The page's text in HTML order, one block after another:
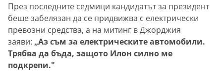
През последните седмици кандидатът за президент
беше забелязан да се придвижва с електрически
превозни средства, а на митинг в Джорджия
заяви: „Аз съм за електрическите автомобили.
Трябва да бъда, защото Илон силно ме
подкрепи."